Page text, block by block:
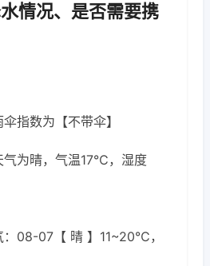
情况、是否需要携
指数为【不带伞】
气为晴，气温17℃，湿度
：08-07【 晴 】11~20℃，